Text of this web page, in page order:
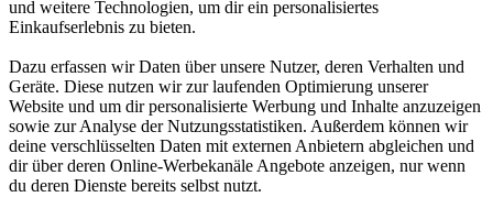
und weitere Technologien, um dir ein personalisiertes
Einkaufserlebnis zu bieten.
Dazu erfassen wir Daten über unsere Nutzer, deren Verhalten und
Geräte. Diese nutzen wir zur laufenden Optimierung unserer
Website und um dir personalisierte Werbung und Inhalte anzuzeigen
sowie zur Analyse der Nutzungsstatistiken. Außerdem können wir
deine verschlüsselten Daten mit externen Anbietern abgleichen und
dir über deren Online-Werbekanäle Angebote anzeigen, nur wenn
du deren Dienste bereits selbst nutzt.